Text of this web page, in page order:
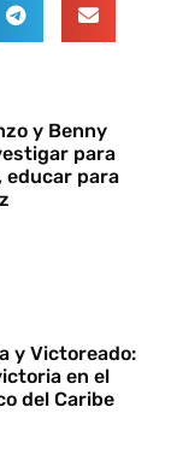
y Benny
para
para
y Victoreado:
en el
del Caribe